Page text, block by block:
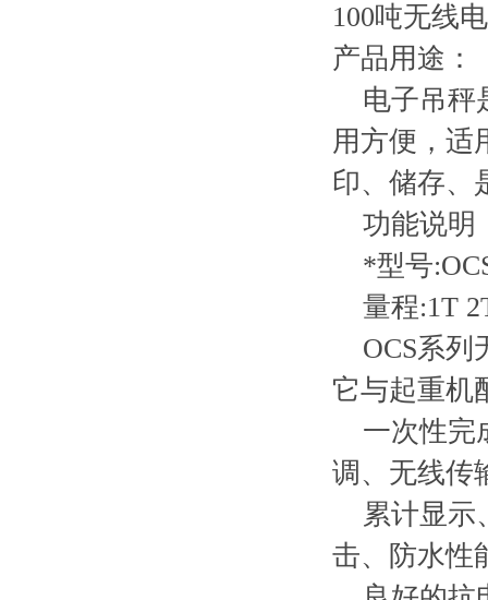
100吨无线
产品用途：
电子吊秤
用方便，适
印、储存、
功能说明
*型号
量程:1T
OCS系列
它与起重机
一次性完
调、无线传
累计显示
击、防水性